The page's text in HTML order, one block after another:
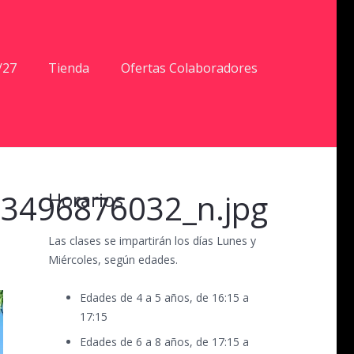
Tienda Ofertas Colaboradores
Horarios
Las clases se impartirán los días Lunes y
Miércoles, según edades.
Edades de 4 a 5 años, de 16:15 a
17:15
Edades de 6 a 8 años, de 17:15 a